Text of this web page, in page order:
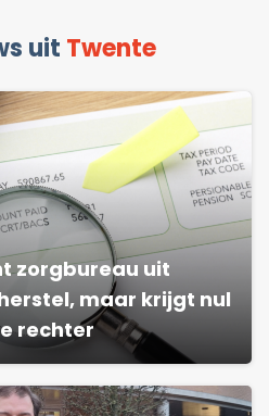
uit Twente
zorgbureau uit
maar krijgt nul
rechter